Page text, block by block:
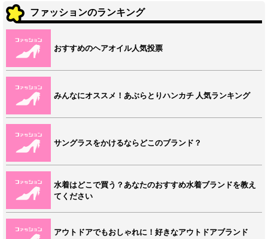
ファッションのランキング
おすすめのヘアオイル人気投票
みんなにオススメ！あぶらとりハンカチ 人気ランキング
サングラスをかけるならどこのブランド？
水着はどこで買う？あなたのおすすめ水着ブランドを教え
てください
アウトドアでもおしゃれに！好きなアウトドアブランド